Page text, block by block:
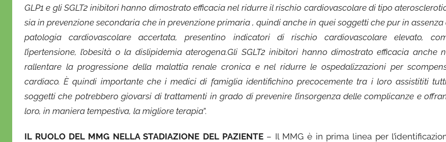
GLP1 e gli SGLT2 inibitori hanno dimostrato efficacia nel ridurre il rischio cardiovascolare di tipo
sia in prevenzione secondaria che in prevenzione primaria , quindi anche in quei soggetti che pur in assenza
patologia cardiovascolare accertata, presentino indicatori di rischio cardiovascolare elevato,
l’ipertensione, l’obesità o la dislipidemia aterogena.Gli SGLT2 inibitori hanno dimostrato efficacia anche
rallentare la progressione della malattia renale cronica e nel ridurre le ospedalizzazioni per
cardiaco. È quindi importante che i medici di famiglia identifichino precocemente tra i loro assistititi
soggetti che potrebbero giovarsi di trattamenti in grado di prevenire l’insorgenza delle complicanze e
loro, in maniera tempestiva, la migliore terapia”.
IL RUOLO DEL MMG NELLA STADIAZIONE DEL PAZIENTE– Il MMG è in prima linea per